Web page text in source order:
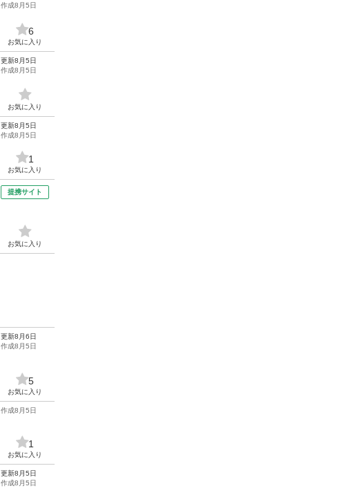
作成8月5日
6
お気に入り
更新8月5日
作成8月5日
お気に入り
更新8月5日
作成8月5日
1
お気に入り
提携サイト
お気に入り
更新8月6日
作成8月5日
5
お気に入り
作成8月5日
1
お気に入り
更新8月5日
作成8月5日